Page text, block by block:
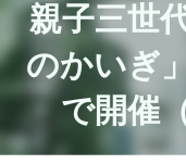
親子三世
のかいぎ
で開催